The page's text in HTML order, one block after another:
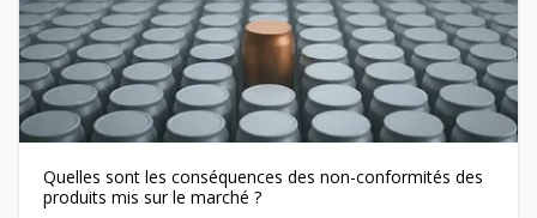
Quelles sont les conséquences des non-conformités des
produits mis sur le marché ?